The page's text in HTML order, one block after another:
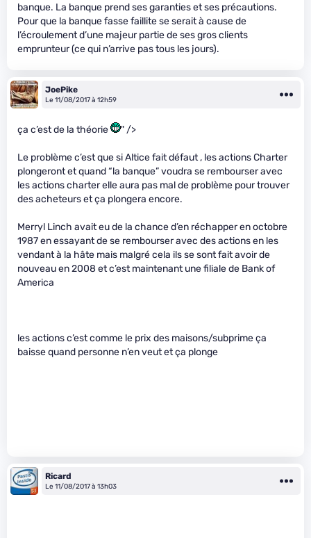
banque. La banque prend ses garanties et ses précautions.
Pour que la banque fasse faillite se serait à cause de
l’écroulement d’une majeur partie de ses gros clients
emprunteur (ce qui n’arrive pas tous les jours).
JoePike
Le 11/08/2017 à 12h59
ça c’est de la théorie " />
Le problème c’est que si Altice fait défaut , les actions Charter
plongeront et quand “la banque” voudra se rembourser avec
les actions charter elle aura pas mal de problème pour trouver
des acheteurs et ça plongera encore.
Merryl Linch avait eu de la chance d’en réchapper en octobre
1987 en essayant de se rembourser avec des actions en les
vendant à la hâte mais malgré cela ils se sont fait avoir de
nouveau en 2008 et c’est maintenant une filiale de Bank of
America
les actions c’est comme le prix des maisons/subprime ça
baisse quand personne n’en veut et ça plonge
Ricard
Le 11/08/2017 à 13h03